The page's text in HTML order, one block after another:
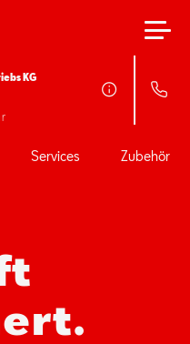
KG
Services Zubehör